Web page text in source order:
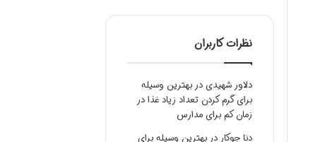
نظرات کاربران
دلاور شهیدیدر بهترین وسیله
برای گرم کردن تعداد زیاد غذا در
زمان کم برای مدارس
دنا جوکار در بهترین وسیله برای